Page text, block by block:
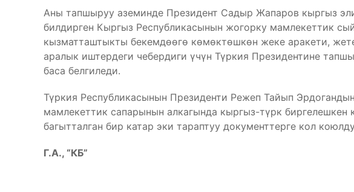
Аны тапшыруу аземинде Президент Садыр Жапаров кыргыз
билдирген Кыргыз Республикасынын жогорку мамлекеттик
кызматташтыкты бекемдөөгө көмөктөшкөн жеке аракети,
аралык иштердеги чебердиги үчүн Түркия Президентине
баса белгиледи.
Түркия Республикасынын Президенти Режеп Тайып
мамлекеттик сапарынын алкагында кыргыз-түрк биргелешкен
багытталган бир катар эки тараптуу документтерге кол
Г.А., “КБ”